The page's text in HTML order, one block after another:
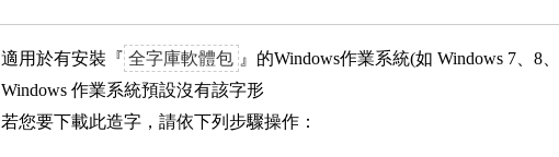
適用於有安裝『 全字庫軟體包 』的Windows作業系統(如 Windows 7、8
Windows 作業系統預設沒有該字形
若您要下載此造字，請依下列步驟操作：